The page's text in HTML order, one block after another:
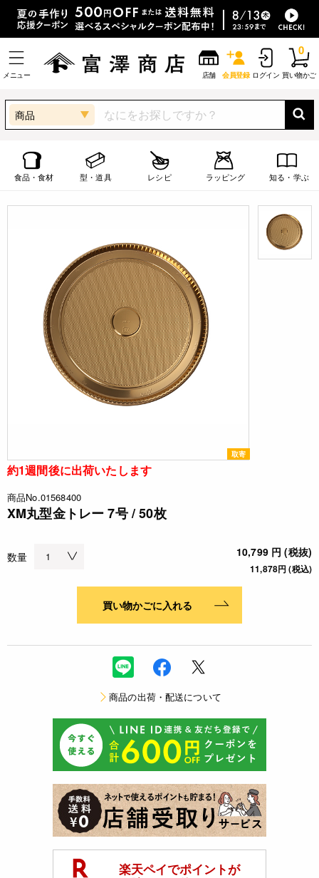
メニュー 店舗 会員登録 ログイン 買い物かご
0
商品
食品・食材 型・道具 レシピ ラッピング 知る・学ぶ
取寄
約1週間後に出荷いたします
商品No.01568400
XM丸型金トレー 7号 / 50枚
数量 10,799 円 (税抜)
11,878円 (税込)
買い物かごに入れる
商品の出荷・配送について